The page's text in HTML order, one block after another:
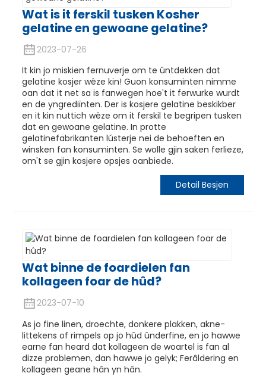
Wat is it ferskil tusken Kosher
gelatine en gewoane gelatine?
2023-07-26
It kin jo miskien fernuverje om te ûntdekken dat
gelatine kosjer wêze kin! Guon konsuminten nimme
oan dat it net sa is fanwegen hoe't it ferwurke wurdt
en de yngrediïnten. Der is kosjere gelatine beskikber
en it kin nuttich wêze om it ferskil te begripen tusken
dat en gewoane gelatine. In protte
gelatinefabrikanten lústerje nei de behoeften en
winsken fan konsuminten. Se wolle gjin saken ferlieze,
om't se gjin kosjere opsjes oanbiede.
Detail Besjen
Wat binne de foardielen fan
kollageen foar de hûd?
2023-07-10
As jo ​​fine linen, droechte, donkere plakken, akne-
littekens of rimpels op jo hûd ûnderfine, en jo hawwe
earne fan heard dat kollageen de woartel is fan al
dizze problemen, dan hawwe jo gelyk; Ferâldering en
kollageen geane hân yn hân.